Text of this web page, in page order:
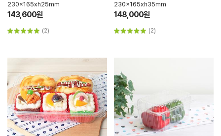
230x165xh25mm
143,600원
(2)
230x165xh35mm
148,000원
(2)